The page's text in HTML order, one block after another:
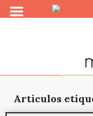
Articulos